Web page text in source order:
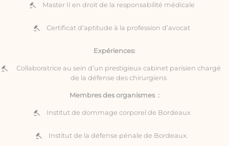
Master II en droit de la responsabilité médicale
Certificat d’aptitude à la profession d’avocat
Expériences:
Collaboratrice au sein d’un prestigieux cabinet parisien chargé
de la défense des chirurgiens
Membres des organismes :
Institut de dommage corporel de Bordeaux
Institut de la défense pénale de Bordeaux.